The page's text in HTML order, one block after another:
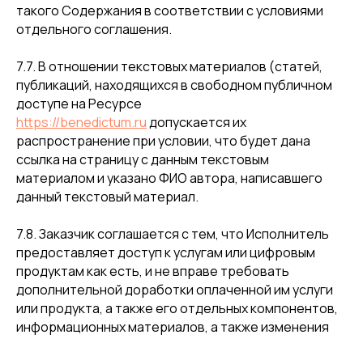
такого Содержания в соответствии с условиями
отдельного соглашения.
7.7. В отношении текстовых материалов (статей,
публикаций, находящихся в свободном публичном
доступе на Ресурсе
https://benedictum.ruдопускается их
распространение при условии, что будет дана
ссылка на страницу с данным текстовым
материалом и указано ФИО автора, написавшего
данный текстовый материал.
7.8. Заказчик соглашается с тем, что Исполнитель
предоставляет доступ к услугам или цифровым
продуктам как есть, и не вправе требовать
дополнительной доработки оплаченной им услуги
или продукта, а также его отдельных компонентов,
информационных материалов, а также изменения